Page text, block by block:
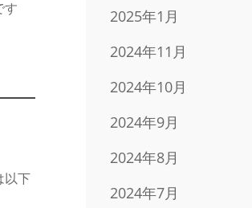
す
以下
2025年1月
2024年11月
2024年10月
2024年9月
2024年8月
2024年7月